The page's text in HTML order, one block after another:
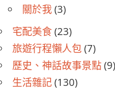
關於我(3)
宅配美食(23)
旅遊行程懶人包(7)
歷史、神話故事景點(9)
生活雜記(130)